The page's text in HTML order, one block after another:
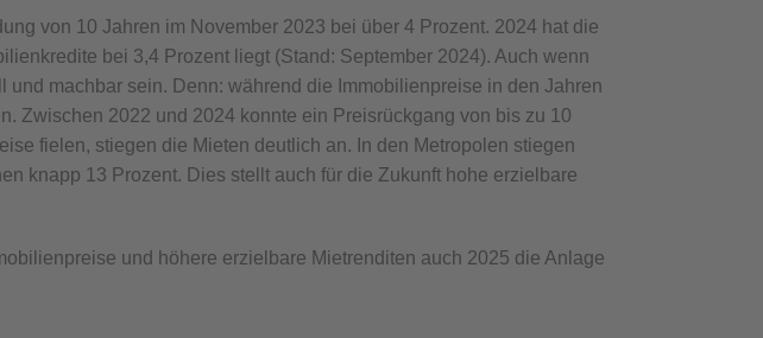
von 10 Jahren im November 2023 bei über 4 Prozent. 2024 hat die
bei 3,4 Prozent liegt (Stand: September 2024). Auch wenn
machbar sein. Denn: während die Immobilienpreise in den Jahren
Zwischen 2022 und 2024 konnte ein Preisrückgang von bis zu 10
fielen, stiegen die Mieten deutlich an. In den Metropolen stiegen
knapp 13 Prozent. Dies stellt auch für die Zukunft hohe erzielbare
und höhere erzielbare Mietrenditen auch 2025 die Anlage